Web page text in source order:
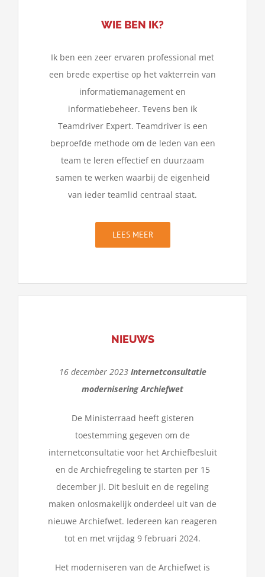
WIE BEN IK?
Ik ben een zeer ervaren professional met
een brede expertise op het vakterrein van
informatiemanagement en
informatiebeheer. Tevens ben ik
Teamdriver Expert. Teamdriver is een
beproefde methode om de leden van een
team te leren effectief en duurzaam
samen te werken waarbij de eigenheid
van ieder teamlid centraal staat.
LEES MEER
NIEUWS
16 december 2023 Internetconsultatie
modernisering Archiefwet
De Ministerraad heeft gisteren
toestemming gegeven om de
internetconsultatie voor het Archiefbesluit
en de Archiefregeling te starten per 15
december jl. Dit besluit en de regeling
maken onlosmakelijk onderdeel uit van de
nieuwe Archiefwet. Iedereen kan reageren
tot en met vrijdag 9 februari 2024.
Het moderniseren van de Archiefwet is